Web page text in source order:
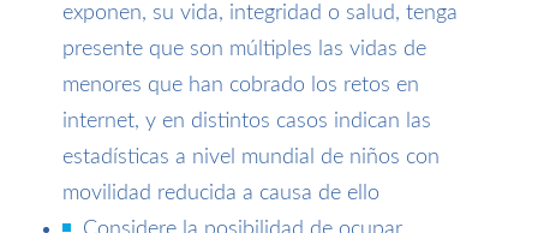
exponen, su vida, integridad o salud, tenga
presente que son múltiples las vidas de
menores que han cobrado los retos en
internet, y en distintos casos indican las
estadísticas a nivel mundial de niños con
movilidad reducida a causa de ello